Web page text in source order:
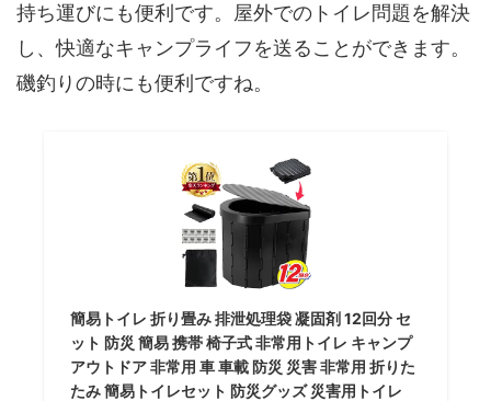
持ち運びにも便利です。屋外でのトイレ問題を解決
し、快適なキャンプライフを送ることができます。
磯釣りの時にも便利ですね。
簡易トイレ 折り畳み 排泄処理袋 凝固剤 12回分 セ
ット 防災 簡易 携帯 椅子式 非常用トイレ キャンプ
アウトドア 非常用 車 車載 防災 災害 非常用 折りた
たみ 簡易トイレセット 防災グッズ 災害用トイレ